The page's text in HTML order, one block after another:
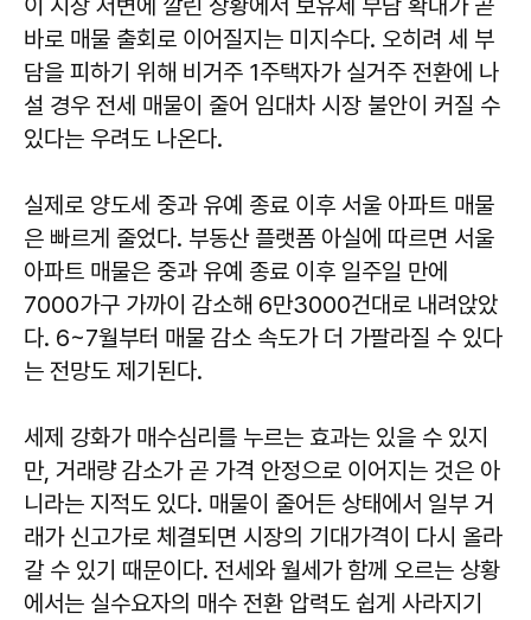
이 시장 저변에 깔린 상황에서 보유세 부담 확대가 곧
바로 매물 출회로 이어질지는 미지수다. 오히려 세 부
담을 피하기 위해 비거주 1주택자가 실거주 전환에 나
설 경우 전세 매물이 줄어 임대차 시장 불안이 커질 수
있다는 우려도 나온다.
실제로 양도세 중과 유예 종료 이후 서울 아파트 매물
은 빠르게 줄었다. 부동산 플랫폼 아실에 따르면 서울
아파트 매물은 중과 유예 종료 이후 일주일 만에
7000가구 가까이 감소해 6만3000건대로 내려앉았
다. 6~7월부터 매물 감소 속도가 더 가팔라질 수 있다
는 전망도 제기된다.
세제 강화가 매수심리를 누르는 효과는 있을 수 있지
만, 거래량 감소가 곧 가격 안정으로 이어지는 것은 아
니라는 지적도 있다. 매물이 줄어든 상태에서 일부 거
래가 신고가로 체결되면 시장의 기대가격이 다시 올라
갈 수 있기 때문이다. 전세와 월세가 함께 오르는 상황
에서는 실수요자의 매수 전환 압력도 쉽게 사라지기